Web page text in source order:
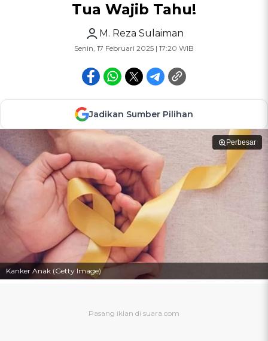
Tua Wajib Tahu!
M. Reza Sulaiman
Senin, 17 Februari 2025 | 17:20 WIB
Jadikan Sumber Pilihan
Perbesar
Kanker Anak (Getty Image)